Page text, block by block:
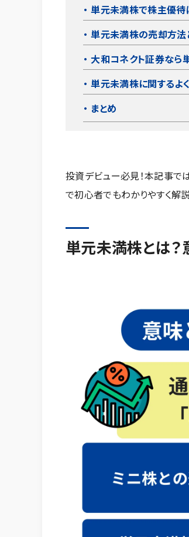
単元未満株で株主優待
単元未満株の売却方法
大和コネクト証券なら
単元未満株に関するよ
まとめ
投資デビュー必見！本記事で
で初心者でもわかりやすく解説
単元未満株とは？